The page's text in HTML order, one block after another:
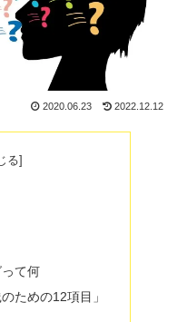
2020.06.23 2022.12.12
て何
ための12項目」